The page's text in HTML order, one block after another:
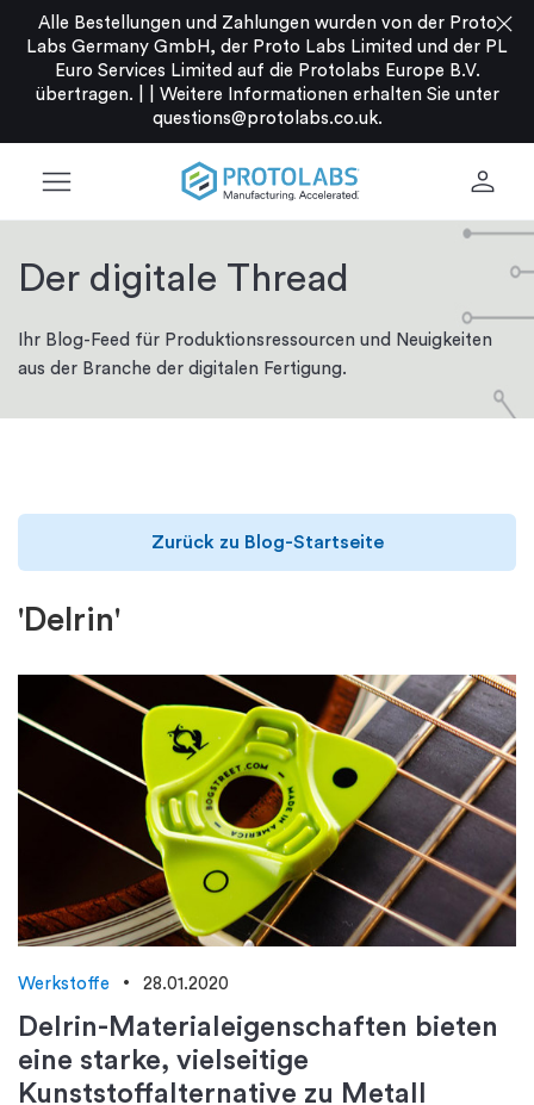
Alle Bestellungen und Zahlungen wurden von der Proto
Labs Germany GmbH, der Proto Labs Limited und der PL
Euro Services Limited auf die Protolabs Europe B.V.
übertragen. |
Weitere Informationen erhalten Sie unter
questions@protolabs.co.uk.
close
menu person
Der digitale Thread
Ihr Blog-Feed für Produktionsressourcen und Neuigkeiten
aus der Branche der digitalen Fertigung.
'Delrin'
Zurück zu Blog-Startseite
Werkstoffe 28.01.2020
Delrin-Materialeigenschaften bieten
eine starke, vielseitige
Kunststoffalternative zu Metall